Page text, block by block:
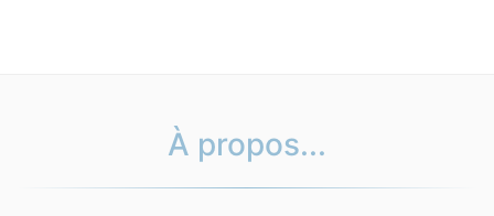
À propos...